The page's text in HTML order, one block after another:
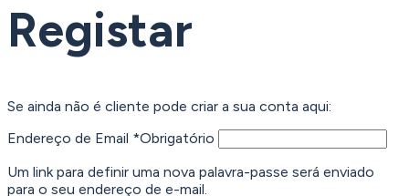
Registar
Se ainda não é cliente pode criar a sua conta aqui:
Endereço de Email *Obrigatório
Um link para definir uma nova palavra-passe será enviado
para o seu endereço de e-mail.